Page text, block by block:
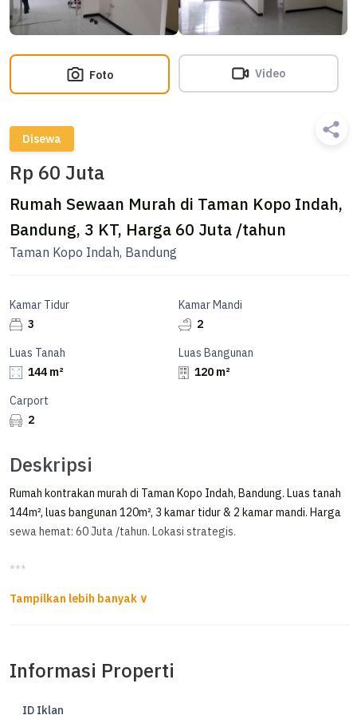
Foto Video
Disewa
Rp 60 Juta
Rumah Sewaan Murah di Taman Kopo Indah,
Bandung, 3 KT, Harga 60 Juta /tahun
Taman Kopo Indah, Bandung
Kamar Tidur
3
Kamar Mandi
2
Luas Tanah
144 m²
Luas Bangunan
120 m²
Carport
2
Deskripsi
Rumah kontrakan murah di Taman Kopo Indah, Bandung. Luas tanah
144m², luas bangunan 120m², 3 kamar tidur & 2 kamar mandi. Harga
sewa hemat: 60 Juta /tahun. Lokasi strategis.
***
Rahayu, Margaasih, Bandung, Jawa Barat
*Dijual / disewakan TKI V Cluster Fav Siap Huni*
Lt 144m2
Informasi Properti
ID Iklan